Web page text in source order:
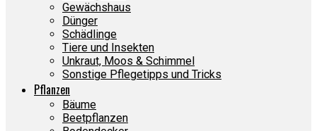
Gewächshaus
Dünger
Schädlinge
Tiere und Insekten
Unkraut, Moos & Schimmel
Sonstige Pflegetipps und Tricks
Pflanzen
Bäume
Beetpflanzen